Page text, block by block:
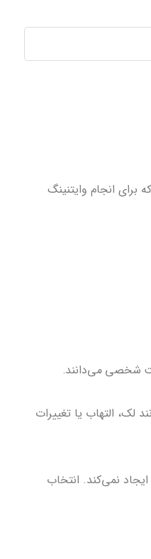
برای انجام وایتنینگ
شخصی می‌دانند.
لک، التهاب یا تغییرات
نمی‌کند. انتخاب